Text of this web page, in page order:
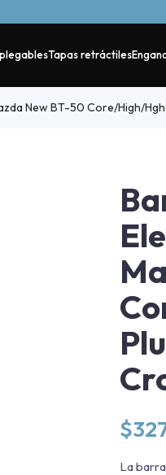
Tapas retráctiles
New BT-50 Core/High/
$
La